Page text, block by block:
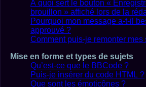
À quoi sert le bouton «
brouillon » affiché lors de la
Pourquoi mon message a-t-il
approuvé ?
Comment puis-je remonter mes
Mise en forme et types de sujets
Qu’est-ce que le BBCode ?
Puis-je insérer du code HTML ?
Que sont les émoticônes ?